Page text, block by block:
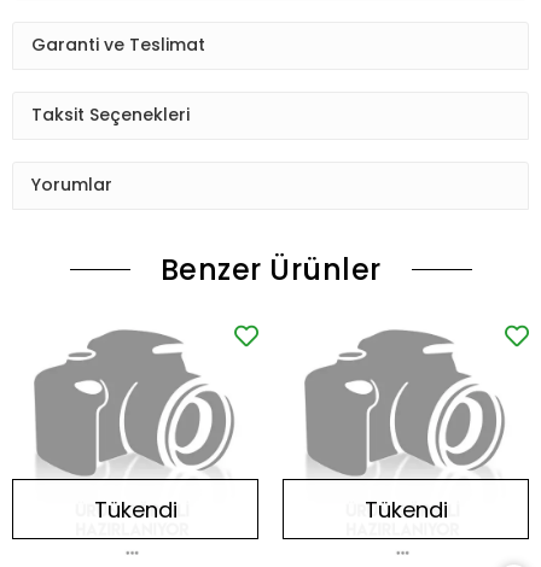
Garanti ve Teslimat
Taksit Seçenekleri
Yorumlar
Benzer Ürünler
Tükendi Tükendi